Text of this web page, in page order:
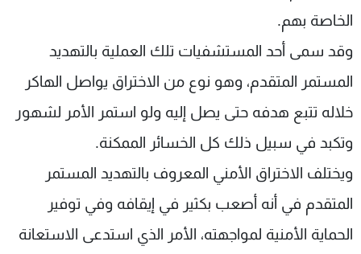
الخاصة بهم.
وقد سمى أحد المستشفيات تلك العملية بالتهديد
المستمر المتقدم، وهو نوع من الاختراق يواصل الهاكر
خلاله تتبع هدفه حتى يصل إليه ولو استمر الأمر لشهور
وتكبد في سبيل ذلك كل الخسائر الممكنة.
ويختلف الاختراق الأمني المعروف بالتهديد المستمر
المتقدم في أنه أصعب بكثير في إيقافه وفي توفير
الحماية الأمنية لمواجهته، الأمر الذي استدعى الاستعانة